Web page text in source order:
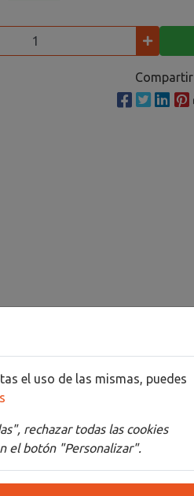
Compartir
el uso de las mismas, puedes
rechazar todas las cookies
el botón "Personalizar".